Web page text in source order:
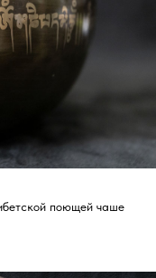
поющей чаше